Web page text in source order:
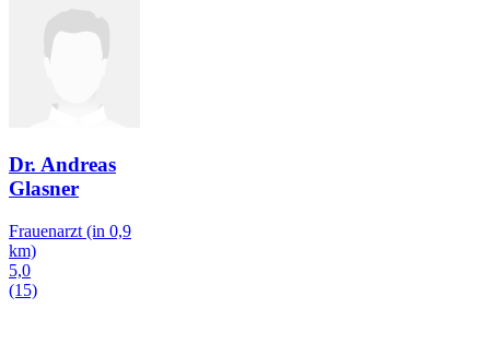
Dr. Andreas
Glasner
Frauenarzt (in 0,9
km)
5,0
(15)